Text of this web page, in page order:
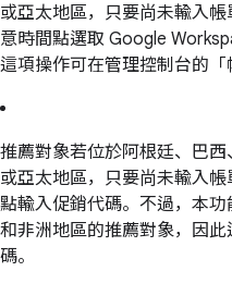
或亞太地區，只要尚未輸入
意時間點選取 Google
這項操作可在管理控制台的「
推薦對象若位於阿根廷、巴
或亞太地區，只要尚未輸入
點輸入促銷代碼。不過，本
和非洲地區的推薦對象，因
碼。